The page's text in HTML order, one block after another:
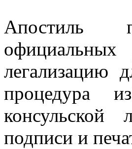
Апостиль
легализацию
процедура
консульской
подписи и